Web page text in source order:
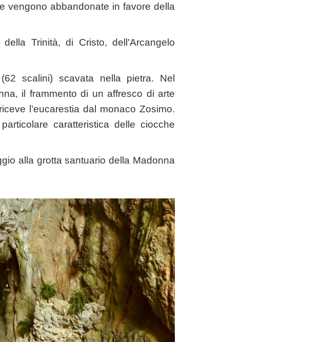
vengono abbandonate in favore della
Trinità, di Cristo, dell'Arcangelo
scalini) scavata nella pietra. Nel
il frammento di un affresco di arte
l’eucarestia dal monaco Zosimo.
caratteristica delle ciocche
alla grotta santuario della Madonna